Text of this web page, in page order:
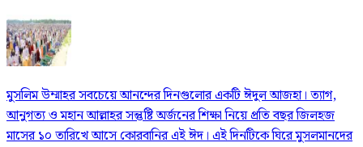
মুসলিম উম্মাহর সবচেয়ে আনন্দের দিনগুলোর একটি ঈদুল আজহা। ত্যাগ,
আনুগত্য ও মহান আল্লাহর সন্তুষ্টি অর্জনের শিক্ষা নিয়ে প্রতি বছর জিলহজ
মাসের ১০ তারিখে আসে কোরবানির এই ঈদ। এই দিনটিকে ঘিরে মুসলমানদের